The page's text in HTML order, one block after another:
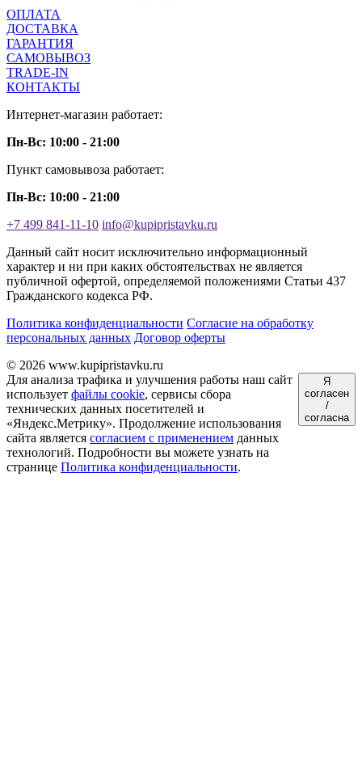
ОПЛАТА
ДОСТАВКА
ГАРАНТИЯ
САМОВЫВОЗ
TRADE-IN
КОНТАКТЫ
Интернет-магазин работает:
Пн-Вс: 10:00 - 21:00
Пункт самовывоза работает:
Пн-Вс: 10:00 - 21:00
+7 499 841-11-10 info@kupipristavku.ru
Данный сайт носит исключительно информационный
характер и ни при каких обстоятельствах не является
публичной офертой, определяемой положениями Статьи 437
Гражданского кодекса РФ.
Политика конфиденциальности Согласие на обработку
персональных данных Договор оферты
© 2026 www.kupipristavku.ru
Для анализа трафика и улучшения работы наш сайт
использует файлы cookie, сервисы сбора
технических данных посетителей и
«Яндекс.Метрику». Продолжение использования
сайта является согласием с применением данных
технологий. Подробности вы можете узнать на
странице Политика конфиденциальности.
Я
согласен
/
согласна